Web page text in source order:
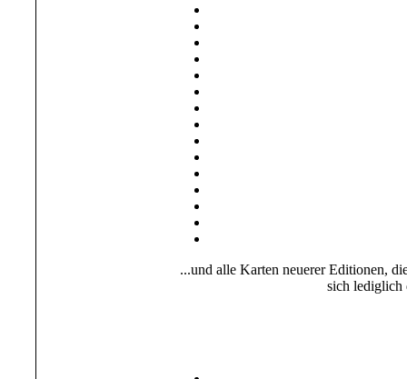
...und alle Karten neuerer Editionen,
sich lediglich